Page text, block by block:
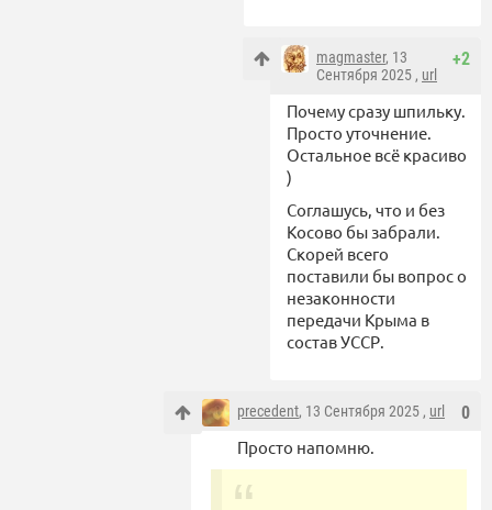
+2
magmaster, 13
Сентября 2025 , url
Почему сразу шпильку.
Просто уточнение.
Остальное всё красиво
)
Соглашусь, что и без
Косово бы забрали.
Скорей всего
поставили бы вопрос о
незаконности
передачи Крыма в
состав УССР.
0
precedent, 13 Сентября 2025 , url
Просто напомню.